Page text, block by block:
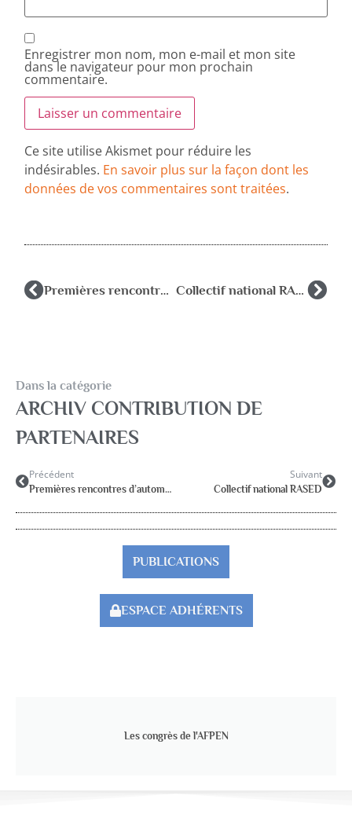
Enregistrer mon nom, mon e-mail et mon site
dans le navigateur pour mon prochain
commentaire.
Ce site utilise Akismet pour réduire les
indésirables. En savoir plus sur la façon dont les
données de vos commentaires sont traitées.
Premières rencontres d’automne de l’AGSAS Collectif national RASED
Dans la catégorie
ARCHIV CONTRIBUTION DE
PARTENAIRES
Précédent
Premières rencontres d’automne de l’AGSAS
Suivant
Collectif national RASED
PUBLICATIONS
ESPACE ADHÉRENTS
Les congrès de l'AFPEN